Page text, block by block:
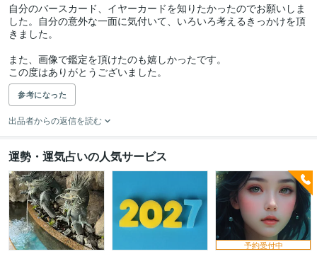
自分のバースカード、イヤーカードを知りたかったのでお願いしま
した。自分の意外な一面に気付いて、いろいろ考えるきっかけを頂
きました。
また、画像で鑑定を頂けたのも嬉しかったです。
この度はありがとうございました。
参考になった
出品者からの返信を読む
運勢・運気占いの人気サービス
予約受付中